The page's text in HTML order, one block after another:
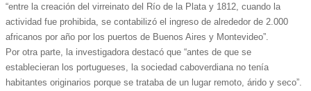
“entre la creación del virreinato del Río de la Plata y 1812, cuando la
actividad fue prohibida, se contabilizó el ingreso de alrededor de 2.000
africanos por año por los puertos de Buenos Aires y Montevideo”.
Por otra parte, la investigadora destacó que “antes de que se
establecieran los portugueses, la sociedad caboverdiana no tenía
habitantes originarios porque se trataba de un lugar remoto, árido y seco”.